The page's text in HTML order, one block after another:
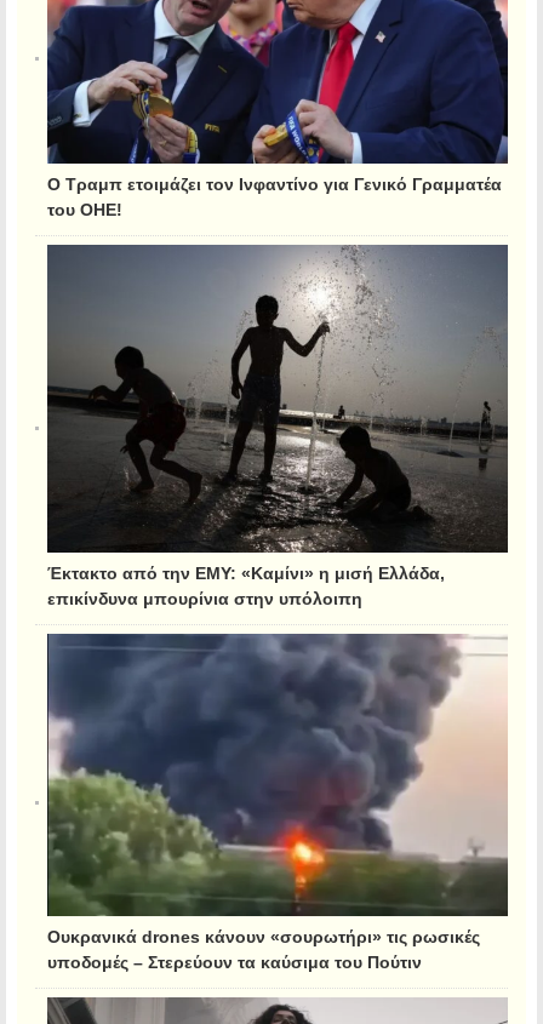
Ο Τραμπ ετοιμάζει τον Ινφαντίνο για Γενικό Γραμματέα
του ΟΗΕ!
Έκτακτο από την ΕΜΥ: «Καμίνι» η μισή Ελλάδα,
επικίνδυνα μπουρίνια στην υπόλοιπη
Ουκρανικά drones κάνουν «σουρωτήρι» τις ρωσικές
υποδομές – Στερεύουν τα καύσιμα του Πούτιν